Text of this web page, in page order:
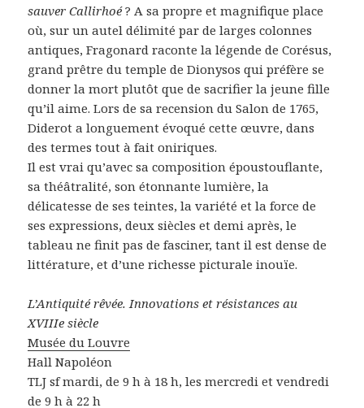
sauver Callirhoé? A sa propre et magnifique place
où, sur un autel délimité par de larges colonnes
antiques, Fragonard raconte la légende de Corésus,
grand prêtre du temple de Dionysos qui préfère se
donner la mort plutôt que de sacrifier la jeune fille
qu’il aime. Lors de sa recension du Salon de 1765,
Diderot a longuement évoqué cette œuvre, dans
des termes tout à fait oniriques.
Il est vrai qu’avec sa composition époustouflante,
sa théâtralité, son étonnante lumière, la
délicatesse de ses teintes, la variété et la force de
ses expressions, deux siècles et demi après, le
tableau ne finit pas de fasciner, tant il est dense de
littérature, et d’une richesse picturale inouïe.
L’Antiquité rêvée. Innovations et résistances au
XVIIIe siècle
Musée du Louvre
Hall Napoléon
TLJ sf mardi, de 9 h à 18 h, les mercredi et vendredi
de 9 h à 22 h